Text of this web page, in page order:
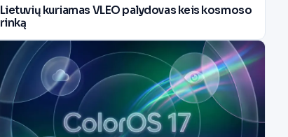
Lietuvių kuriamas VLEO palydovas keis kosmoso
rinką